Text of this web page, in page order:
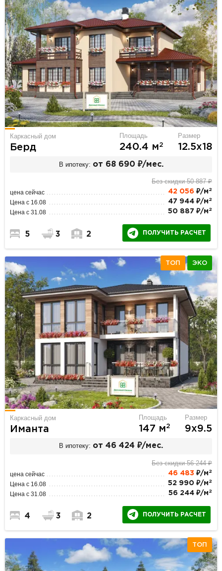
Каркасный дом
Берд
Площадь
240.4 м2
Размер
12.5х18
В ипотеку: от 68 690 ₽/мес.
Без скидки 50 887 ₽
цена сейчас 42 056 ₽/м 2
Цена с 16.08 47 944 ₽/м 2
Цена с 31.08 50 887 ₽/м 2
5 3 2 ПОЛУЧИТЬ РАСЧЕТ
ТОП ЭКО
Каркасный дом
Иманта
Площадь
147 м2
Размер
9х9.5
В ипотеку: от 46 424 ₽/мес.
Без скидки 56 244 ₽
цена сейчас 46 483 ₽/м 2
Цена с 16.08 52 990 ₽/м 2
Цена с 31.08 56 244 ₽/м 2
4 3 2 ПОЛУЧИТЬ РАСЧЕТ
ТОП